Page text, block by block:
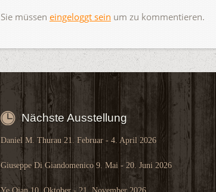
Sie müssen eingeloggt sein um zu kommentieren.
Nächste Ausstellung
Daniel M. Thurau 21. Februar - 4. April 2026
Giuseppe Di Giandomenico 9. Mai - 20. Juni 2026